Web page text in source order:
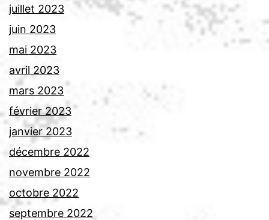
juillet 2023
juin 2023
mai 2023
avril 2023
mars 2023
février 2023
janvier 2023
décembre 2022
novembre 2022
octobre 2022
septembre 2022